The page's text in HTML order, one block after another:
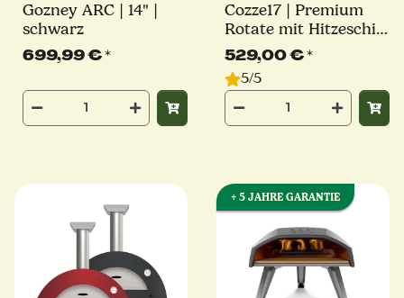
Gozney ARC | 14" |
schwarz
699,99 €*
Cozze17 | Premium
Rotate mit Hitzeschild
| Elektro Pizzaofen |
2200W | Millarco
529,00 €*
5/5
+ 5 JAHRE GARANTIE